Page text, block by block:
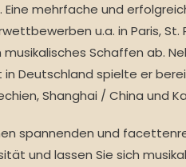
mehrfache und
u.a. in Paris, St.
Schaffen ab.
Deutschland spielte er
Shanghai / China und
spannenden und
und lassen Sie sich